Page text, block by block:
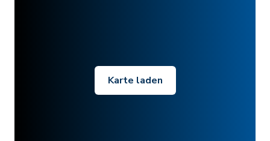
Karte laden